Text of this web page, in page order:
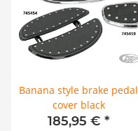
Banana style brake pedal
cover black
185,95 € *